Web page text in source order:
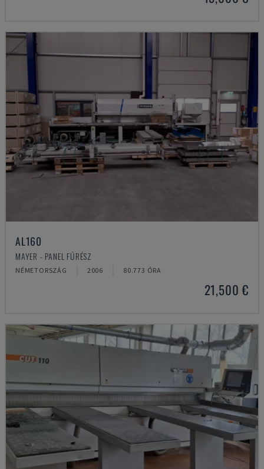
AL160
MAYER - PANEL FŰRÉSZ
NÉMETORSZÁG 2006 80.773 ÓRA
21,500 €